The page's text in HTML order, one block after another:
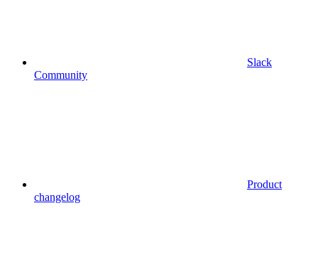
Slack
Community
Product
changelog